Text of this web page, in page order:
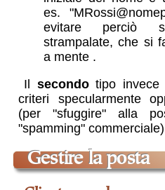
es.
evitare perciò
strampalate, che si
a mente .
Il secondotipo invece
criteri specularmente
(per "sfuggire" alla
"spamming"
gestire la posta